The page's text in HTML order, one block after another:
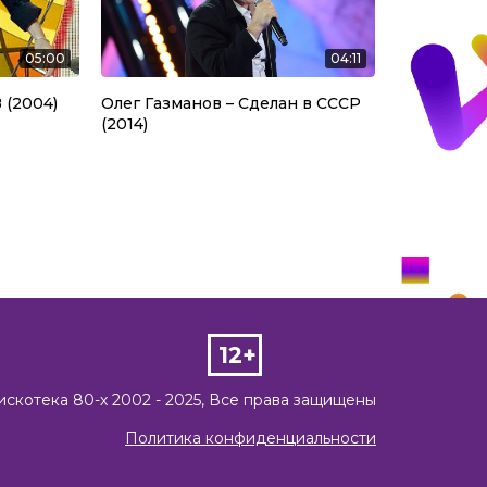
05:00
(2004)
04:11
Олег Газманов – Сделан в СССР
(2014)
12+
80-х 2002 - 2025, Все права защищены
Политика конфиденциальности